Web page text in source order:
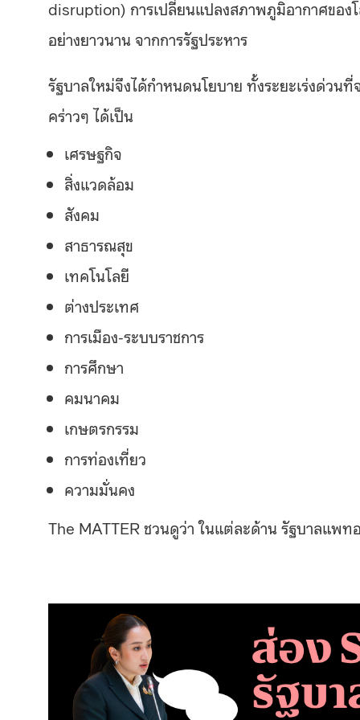
disruption) การเปลี่ยนแปลงสภาพภูมิอากาศของ
อย่างยาวนาน จากการรัฐประหาร
รัฐบาลใหม่จึงได้กำหนดนโยบาย ทั้งระยะเร่งด่วน
คร่าวๆ ได้เป็น
เศรษฐกิจ
สิ่งแวดล้อม
สังคม
สาธารณสุข
เทคโนโลยี
ต่างประเทศ
การเมือง-ระบบราชการ
การศึกษา
คมนาคม
เกษตรกรรม
การท่องเที่ยว
ความมั่นคง
The MATTER ชวนดูว่า ในแต่ละด้าน รัฐบาลแพท